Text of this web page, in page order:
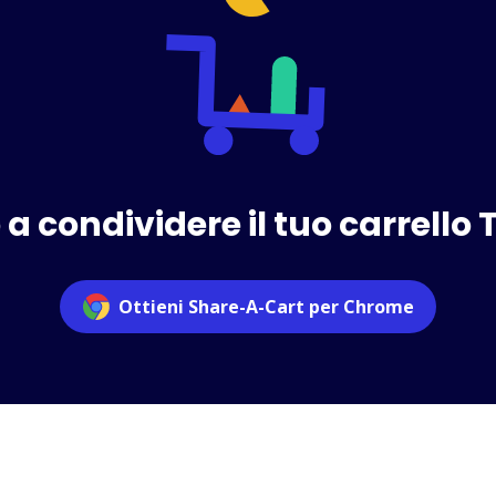
a condividere il tuo carrello
Ottieni Share-A-Cart per Chrome